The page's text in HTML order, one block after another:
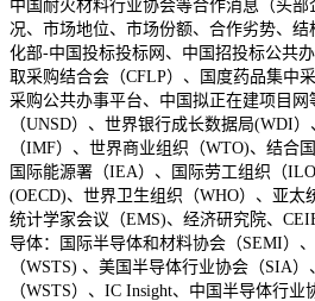
中国耐火材料行业协会等合作消息（头
况、市场地位、市场份额、合作劣势、
化部-中国投标投标网、中国招投标公共
取采购结合会（CFLP）、国度药品集中
采购公共办事平台、中国拟正在建项目
（UNSD）、世界银行成长数据局(WDI
（IMF）、世界商业组织（WTO)、结合
国际能源署（IEA）、国际劳工组织（
(OECD)、世界卫生组织（WHO）、亚太
统计学家会议（EMS)、经济研究院、
导体：国际半导体和材料协会（SEMI）
（WSTS) 、美国半导体行业协会（SIA
（WSTS）、IC Insight、中国半导体行